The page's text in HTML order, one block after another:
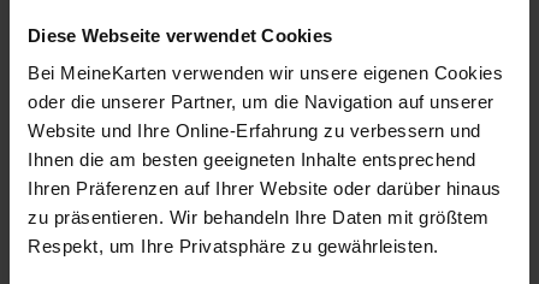
Diese Webseite verwendet Cookies
Bei MeineKarten verwenden wir unsere eigenen Cookies
oder die unserer Partner, um die Navigation auf unserer
Website und Ihre Online-Erfahrung zu verbessern und
Ihnen die am besten geeigneten Inhalte entsprechend
Ihren Präferenzen auf Ihrer Website oder darüber hinaus
zu präsentieren. Wir behandeln Ihre Daten mit größtem
Respekt, um Ihre Privatsphäre zu gewährleisten.
Geschenkanhänger Kommunion